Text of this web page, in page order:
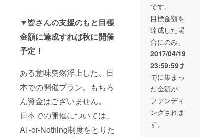
▼皆さんの支援のもと目標
金額に達成すれば秋に開催
予定！
ある意味突然浮上した、日
本での開催プラン。もちろ
ん資金はございません。
日本での開催については、
All-or-Nothing制度をとりた
です。
目標金額を
達成した場
合にのみ、
2017/04/19
23:59:59ま
でに集まっ
た金額が
ファンディ
ングされま
す。